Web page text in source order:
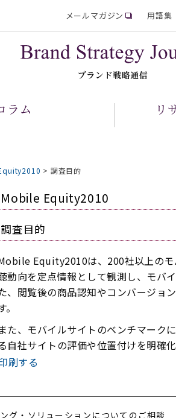
メールマガジン 用語集
ラム リ
> 調査目的
Mobile Equity2010
調査目的
Equity2010は、200社以上のモ
動向を定点情報として観測し、モバ
、閲覧後の商品認知やコンバージョ
。
また、モバイルサイトのベンチマーク
自社サイトの評価や位置付けを明確
刷する
グ・ソリューションについてのご相談